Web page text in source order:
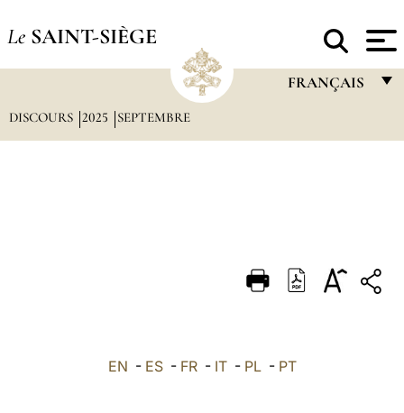
Le SAINT-SIÈGE
FRANÇAIS
DEUTSCH
العربيّة
DISCOURS 2025 SEPTEMBRE
EN - ES- FR- IT- PL- PT